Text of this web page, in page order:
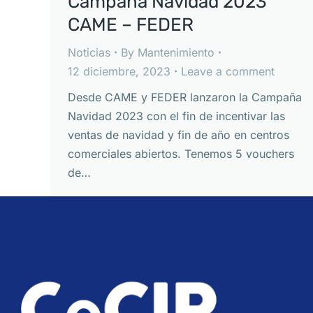
CAME – FEDER
Noticias By Mantenimiento
12 diciembre, 2023
Leave a comment
Desde CAME y FEDER lanzaron la Campaña
Navidad 2023 con el fin de incentivar las
ventas de navidad y fin de año en centros
comerciales abiertos. Tenemos 5 vouchers
de…